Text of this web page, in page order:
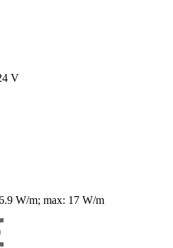
V
W/m; max: 17 W/m